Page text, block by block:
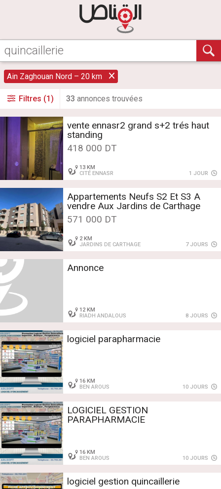
Ain Zaghouan Nord – 20 km
Filtres (1) 33 annonces trouvées
vente ennasr2 grand s+2 trés haut
standing
418 000 DT
13 KM
CITÉ ENNASR
1 JOUR
Appartements Neufs S2 Et S3 A
vendre Aux Jardins de Carthage
571 000 DT
2 KM
JARDINS DE CARTHAGE
7 JOURS
Annonce
12 KM
RIADH ANDALOUS
8 JOURS
logiciel parapharmacie
16 KM
BEN AROUS
10 JOURS
LOGICIEL GESTION
PARAPHARMACIE
16 KM
BEN AROUS
10 JOURS
logiciel gestion quincaillerie